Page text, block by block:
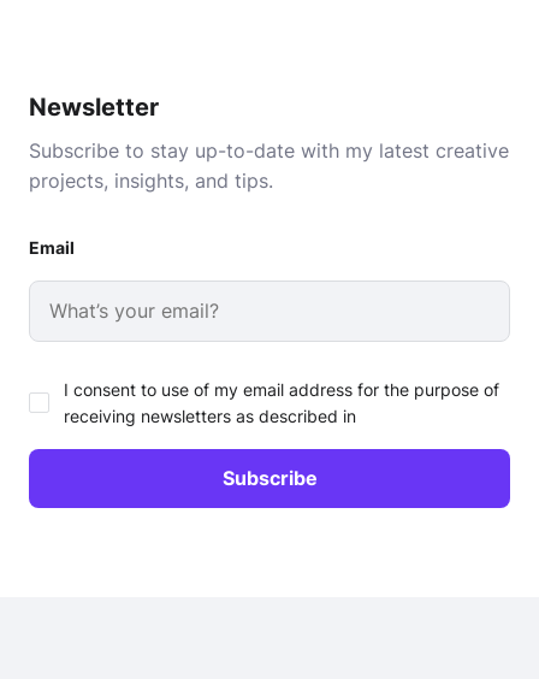
Newsletter
Subscribe to stay up-to-date with my latest creative
projects, insights, and tips.
Email
I consent to use of my email address for the purpose of
receiving newsletters as described in